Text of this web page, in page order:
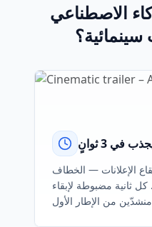
الاصطناعي
سينمائية؟
في 3 ثوانٍ
الإعلانات — الخطاف
كل ثانية مضبوطة لإبقاء